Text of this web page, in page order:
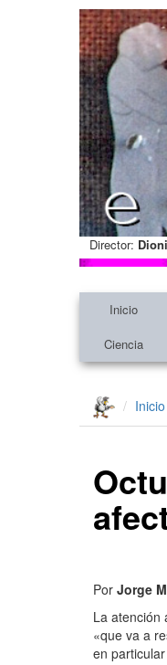
Director:
Inicio
Ciencia
Inicio
Por Jorge
La atención
«que va a
en